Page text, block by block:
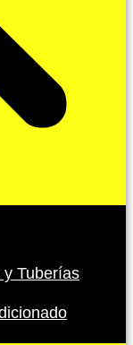
y Tuberías